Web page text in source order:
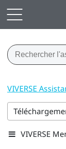
VIVERSE
VIVERSE